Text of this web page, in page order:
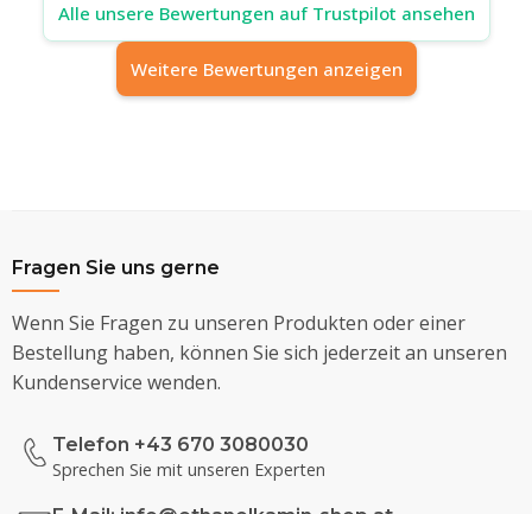
Alle unsere Bewertungen auf Trustpilot ansehen
Weitere Bewertungen anzeigen
Fragen Sie uns gerne
Wenn Sie Fragen zu unseren Produkten oder einer
Bestellung haben, können Sie sich jederzeit an unseren
Kundenservice wenden.
Telefon +43 670 3080030
Sprechen Sie mit unseren Experten